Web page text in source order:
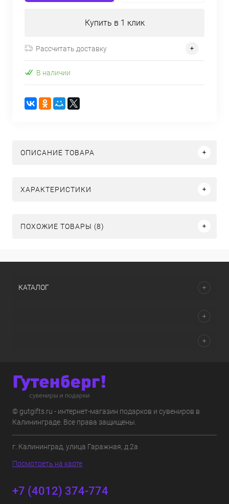
Купить в 1 клик
Рассчитать доставку
В наличии
ОПИСАНИЕ ТОВАРА
ХАРАКТЕРИСТИКИ
ПОХОЖИЕ ТОВАРЫ (8)
КАТАЛОГ
© gutgifts.ru - интернет-магазин подарков и сувениров в
Калининграде. Все права защищены.
г. Калининград, улица Гаражная, д.2а
Посмотреть на карте
+7 (4012) 374-774